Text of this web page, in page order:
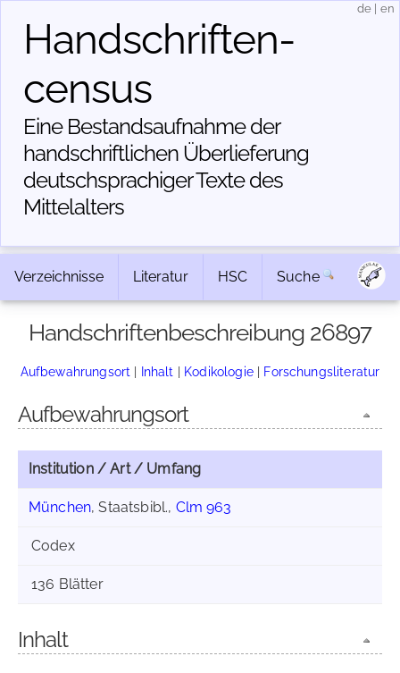
Handschriften­
census
Eine Bestandsaufnahme der
handschriftlichen Über­lieferung
deutschsprachiger Texte des
Mittelalters
de en
Verzeichnisse Literatur HSC Suche
Handschriftenbeschreibung 26897
Aufbewahrungsort | Inhalt | Kodikologie| Forschungsliteratur
Aufbewahrungsort
Institution / Art / Umfang
München, Staatsbibl., Clm 963
Codex
136 Blätter
Inhalt